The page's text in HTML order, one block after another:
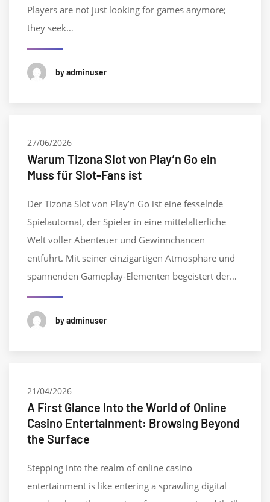
Players are not just looking for games anymore;
they seek…
by adminuser
27/06/2026
Warum Tizona Slot von Play’n Go ein
Muss für Slot-Fans ist
Der Tizona Slot von Play’n Go ist eine fesselnde
Spielautomat, der Spieler in eine mittelalterliche
Welt voller Abenteuer und Gewinnchancen
entführt. Mit seiner einzigartigen Atmosphäre und
spannenden Gameplay-Elementen begeistert der…
by adminuser
21/04/2026
A First Glance Into the World of Online
Casino Entertainment: Browsing Beyond
the Surface
Stepping into the realm of online casino
entertainment is like entering a sprawling digital